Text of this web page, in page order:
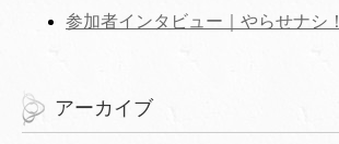
参加者インタビュー｜やらせナシ！
アーカイブ